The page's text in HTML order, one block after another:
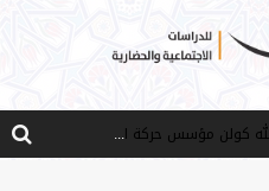
من هو فتح الله كولن مؤسس حركة الخدمة؟